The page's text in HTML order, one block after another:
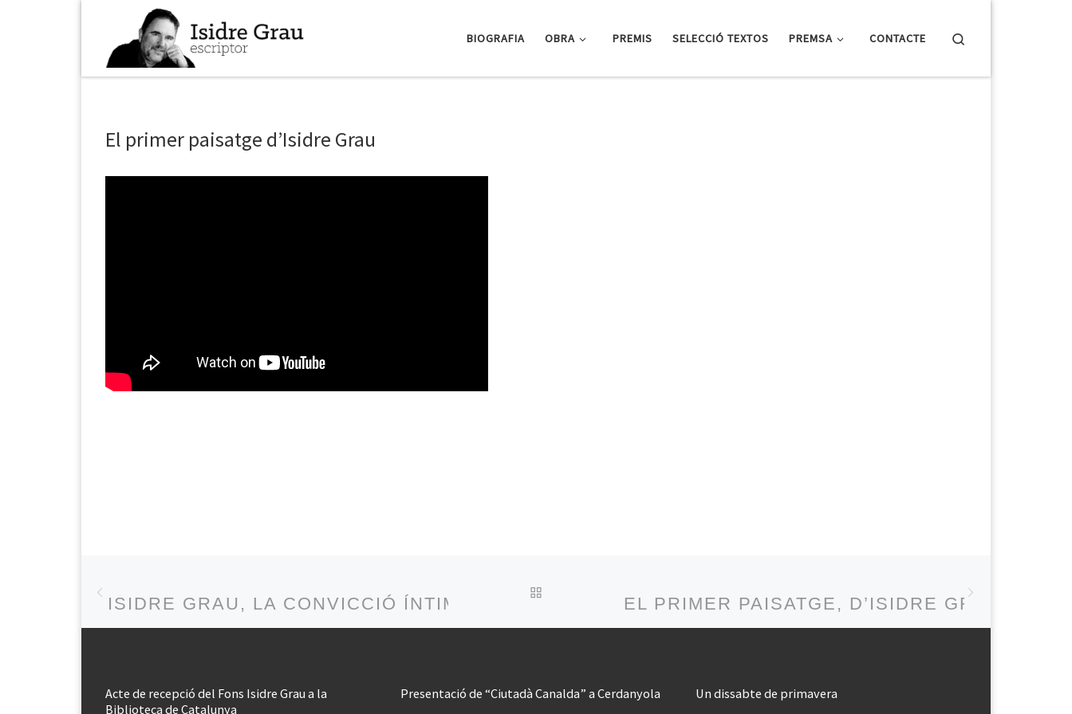
BIOGRAFIA OBRA PREMIS SELECCIÓ TEXTOS PREMSA CONTACTE
El primer paisatge d’Isidre Grau
Post navigation
ISIDRE GRAU, LA CONVICCIÓ ÍNTIMA EL PRIMER PAISATGE, D’ISIDRE GRAU,
Acte de recepció del Fons Isidre Grau a la
Biblioteca de Catalunya
Presentació de “Ciutadà Canalda” a Cerdanyola Un dissabte de primavera